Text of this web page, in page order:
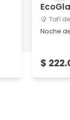
Tafí
Noche
$